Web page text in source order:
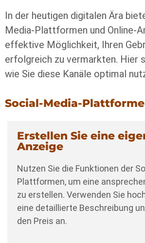
In der heutigen digitalen Ära
Media-Plattformen und Online-
effektive Möglichkeit, Ihren
erfolgreich zu vermarkten. Hier
wie Sie diese Kanäle optimal
Social-Media-
Erstellen Sie eine
Anzeige
Nutzen Sie die Funktionen der
Plattformen, um eine
zu erstellen. Verwenden Sie
eine detaillierte Beschreibung
den Preis an.